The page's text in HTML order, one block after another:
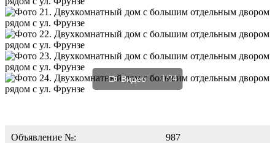
Видео 1/24
Объявление №: 987